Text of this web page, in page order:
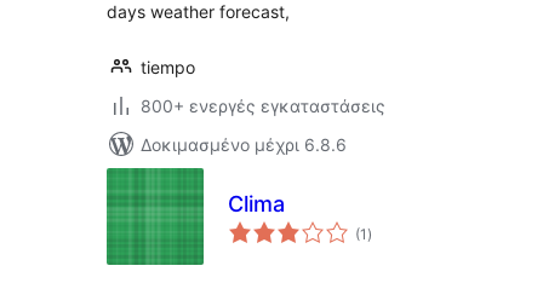
days weather forecast,
tiempo
800+ ενεργές εγκαταστάσεις
Δοκιμασμένο μέχρι 6.8.6
Clima
(1 αξιολογήσεις
σύνολο
)